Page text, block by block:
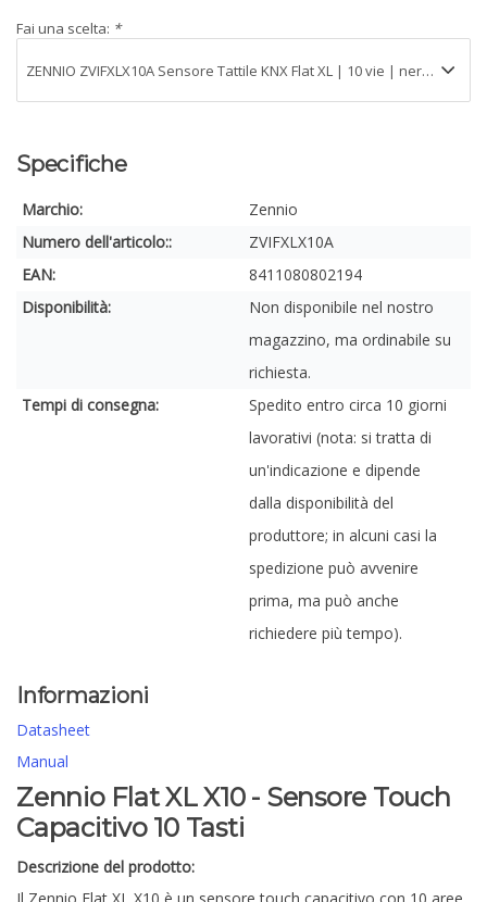
Fai una scelta: *
Specifiche
Marchio:
Zennio
Numero dell'articolo::
ZVIFXLX10A
EAN:
8411080802194
Disponibilità:
Non disponibile nel nostro
magazzino, ma ordinabile su
richiesta.
Tempi di consegna:
Spedito entro circa 10 giorni
lavorativi (nota: si tratta di
un'indicazione e dipende
dalla disponibilità del
produttore; in alcuni casi la
spedizione può avvenire
prima, ma può anche
richiedere più tempo).
Informazioni
Datasheet
Manual
Zennio Flat XL X10 - Sensore Touch
Capacitivo 10 Tasti
Descrizione del prodotto: